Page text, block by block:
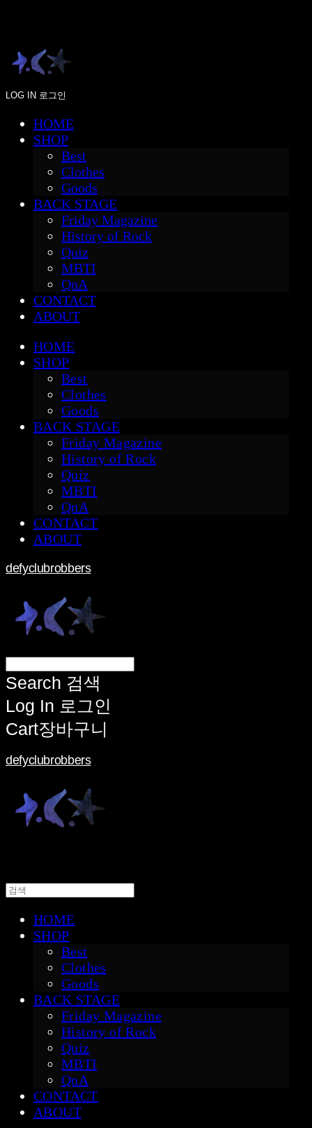
LOG IN 로그인
HOME
SHOP
Best
Clothes
Goods
BACK STAGE
Friday Magazine
History of Rock
Quiz
MBTI
QnA
CONTACT
ABOUT
HOME
SHOP
Best
Clothes
Goods
BACK STAGE
Friday Magazine
History of Rock
Quiz
MBTI
QnA
CONTACT
ABOUT
defyclubrobbers
Search 검색
Log In 로그인
Cart장바구니
defyclubrobbers
HOME
SHOP
Best
Clothes
Goods
BACK STAGE
Friday Magazine
History of Rock
Quiz
MBTI
QnA
CONTACT
ABOUT